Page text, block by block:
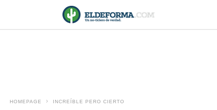
HOMEPAGE INCREÍBLE PERO CIERTO